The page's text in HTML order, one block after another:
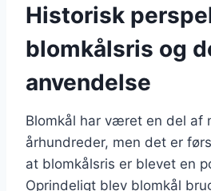
Historisk
blomkålsris og
anvendelse
Blomkål har været en del af
århundreder, men det er
at blomkålsris er blevet en
Oprindeligt blev blomkål